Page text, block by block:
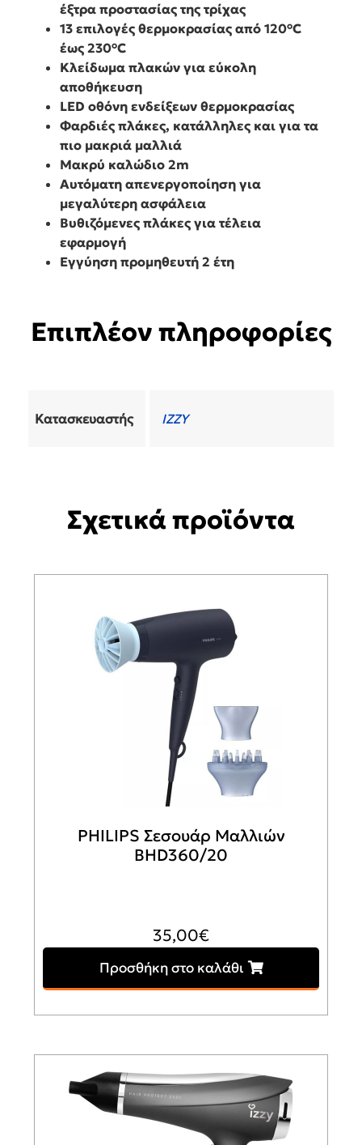
έξτρα προστασίας της τρίχας
13 επιλογές θερμοκρασίας από 120°C
έως 230°C
Κλείδωμα πλακών για εύκολη
αποθήκευση
LED οθόνη ενδείξεων θερμοκρασίας
Φαρδιές πλάκες, κατάλληλες και για τα
πιο μακριά μαλλιά
Μακρύ καλώδιο 2m
Αυτόματη απενεργοποίηση για
μεγαλύτερη ασφάλεια
Βυθιζόμενες πλάκες για τέλεια
εφαρμογή
Εγγύηση προμηθευτή 2 έτη
Επιπλέον πληροφορίες
Κατασκευαστής IZZY
Σχετικά προϊόντα
PHILIPS Σεσουάρ Μαλλιών
BHD360/20
35,00€
Προσθήκη στο καλάθι